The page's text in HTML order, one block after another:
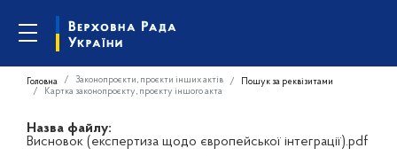
Головна Законопроєкти, проєкти інших актів
Пошук за реквізитами
Картка законопроєкту, проєкту іншого акта
Назва файлу:
Висновок (експертиза щодо європейської інтеграції).pdf